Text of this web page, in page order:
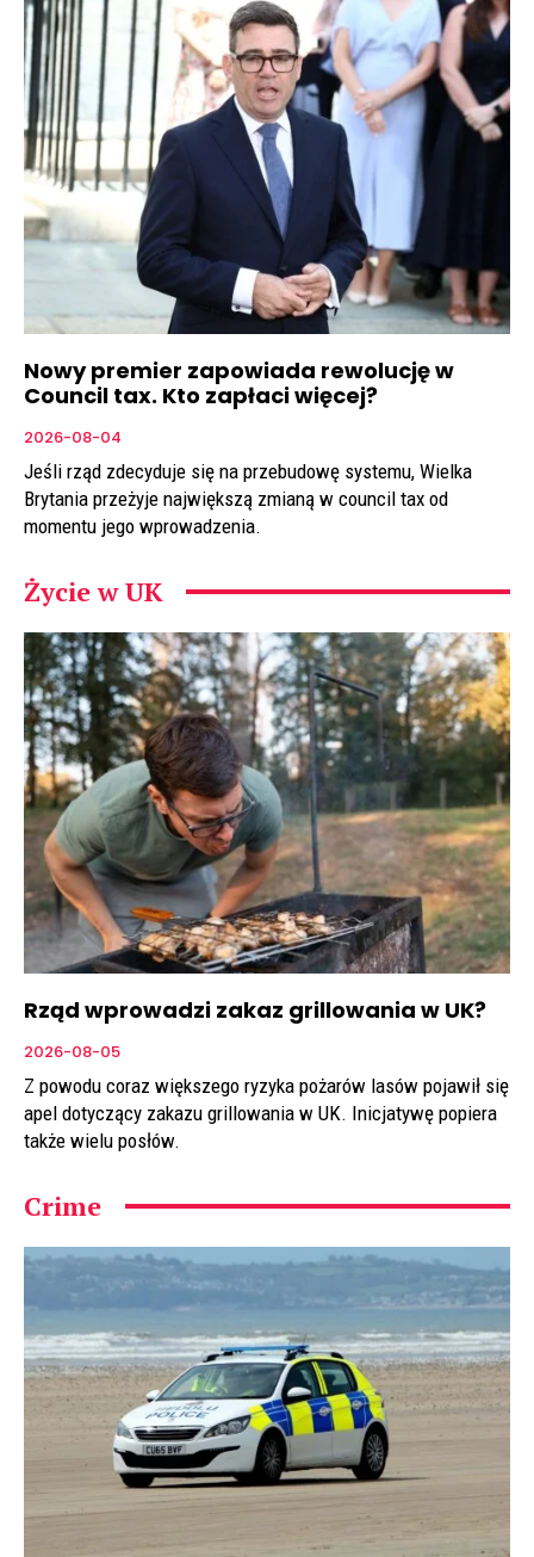
Nowy premier zapowiada rewolucję w
Council tax. Kto zapłaci więcej?
2026-08-04
Jeśli rząd zdecyduje się na przebudowę systemu, Wielka
Brytania przeżyje największą zmianą w council tax od
momentu jego wprowadzenia.
Życie w UK
Rząd wprowadzi zakaz grillowania w UK?
2026-08-05
Z powodu coraz większego ryzyka pożarów lasów pojawił się
apel dotyczący zakazu grillowania w UK. Inicjatywę popiera
także wielu posłów.
Crime